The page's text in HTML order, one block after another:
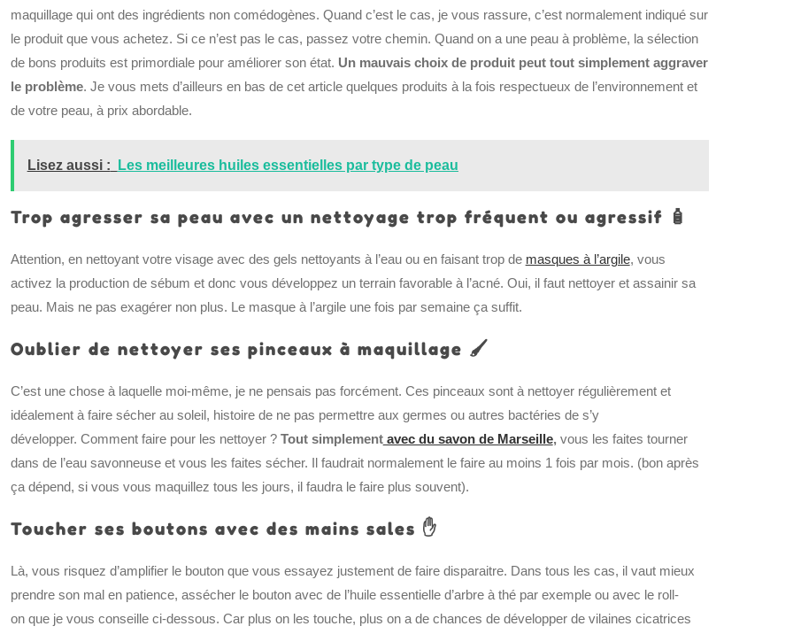
maquillage qui ont des ingrédients non comédogènes. Quand c’est le cas, je vous rassure, c’est normalement indiqué sur
le produit que vous achetez. Si ce n’est pas le cas, passez votre chemin. Quand on a une peau à problème, la sélection
de bons produits est primordiale pour améliorer son état. Un mauvais choix de produit peut tout simplement aggraver
le problème. Je vous mets d’ailleurs en bas de cet article quelques produits à la fois respectueux de l’environnement et
de votre peau, à prix abordable.
Lisez aussi : Les meilleures huiles essentielles par type de peau
Trop agresser sa peau avec un nettoyage trop fréquent ou agressif 🧴
Attention, en nettoyant votre visage avec des gels nettoyants à l’eau ou en faisant trop de masques à l’argile, vous
activez la production de sébum et donc vous développez un terrain favorable à l’acné. Oui, il faut nettoyer et assainir sa
peau. Mais ne pas exagérer non plus. Le masque à l’argile une fois par semaine ça suffit.
Oublier de nettoyer ses pinceaux à maquillage 🖌️
C’est une chose à laquelle moi-même, je ne pensais pas forcément. Ces pinceaux sont à nettoyer régulièrement et
idéalement à faire sécher au soleil, histoire de ne pas permettre aux germes ou autres bactéries de s’y
développer. Comment faire pour les nettoyer ? Tout simplementavec du savon de Marseille, vous les faites tourner
dans de l’eau savonneuse et vous les faites sécher. Il faudrait normalement le faire au moins 1 fois par mois. (bon après
ça dépend, si vous vous maquillez tous les jours, il faudra le faire plus souvent).
Toucher ses boutons avec des mains sales ✋
Là, vous risquez d’amplifier le bouton que vous essayez justement de faire disparaitre. Dans tous les cas, il vaut mieux
prendre son mal en patience, assécher le bouton avec de l’huile essentielle d’arbre à thé par exemple ou avec le roll-
on que je vous conseille ci-dessous. Car plus on les touche, plus on a de chances de développer de vilaines cicatrices